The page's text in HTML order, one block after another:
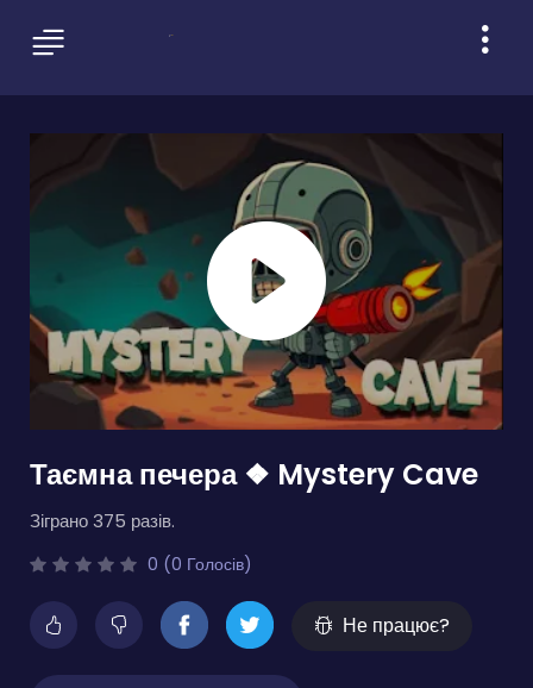
Таємна печера ❖ Mystery Cave
Зіграно 375 разів.
0 (0 Голосів)
Не працює?